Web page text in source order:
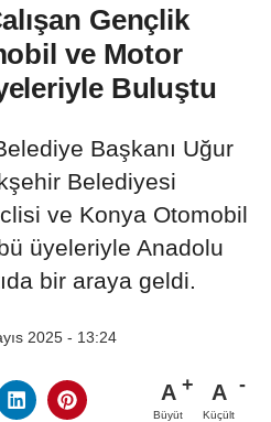
Gençlik
ve Motor
Buluştu
Başkanı Uğur
Belediyesi
ve Konya Otomobil
üyeleriyle Anadolu
bir araya geldi.
2025 - 13:24
A
Büyüt
A
Küçült